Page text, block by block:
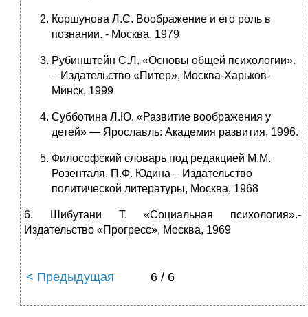
Коршунова Л.С. Воображение и его роль в
познании. - Москва, 1979
Рубинштейн С.Л. «Основы общей психологии».
– Издательство «Питер», Москва-Харьков-
Минск, 1999
Субботина Л.Ю. «Развитие воображения у
детей» — Ярославль: Академия развития, 1996.
Философский словарь под редакцией М.М.
Розенталя, П.Ф. Юдина – Издательство
политической литературы, Москва, 1968
6. Шибутани Т. «Социальная психология».-
Издательство «Прогресс», Москва, 1969
< Предыдущая 6 / 6